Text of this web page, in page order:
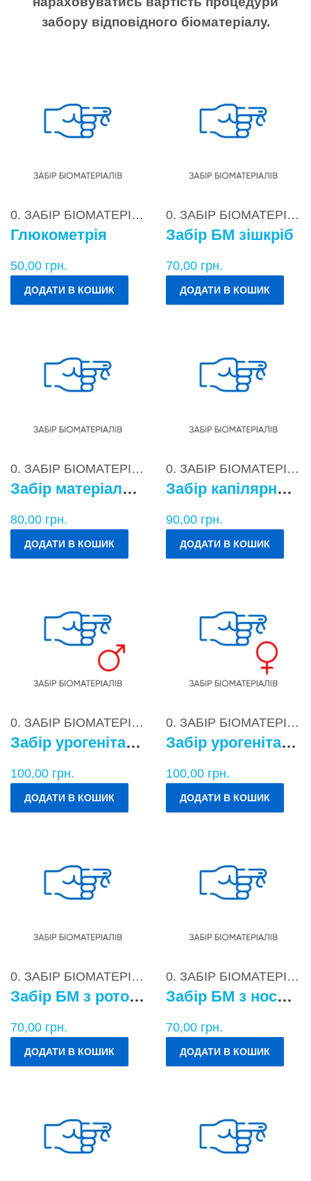
забору відповідного біоматеріалу.
0. ЗАБІР БІОМАТЕРІАЛІВ
Глюкометрія
50,00 грн.
ДОДАТИ В КОШИК
0. ЗАБІР БІОМАТЕРІАЛІВ
Забір БМ зішкріб
70,00 грн.
ДОДАТИ В КОШИК
0. ЗАБІР БІОМАТЕРІАЛІВ
Забір матеріалу для бактеріологічних досліджень
80,00 грн.
ДОДАТИ В КОШИК
0. ЗАБІР БІОМАТЕРІАЛІВ
Забір капілярної крові
90,00 грн.
ДОДАТИ В КОШИК
0. ЗАБІР БІОМАТЕРІАЛІВ
Забір урогенітального БМ у чоловіків
100,00 грн.
ДОДАТИ В КОШИК
0. ЗАБІР БІОМАТЕРІАЛІВ
Забір урогенітального БМ у жінок
100,00 грн.
ДОДАТИ В КОШИК
0. ЗАБІР БІОМАТЕРІАЛІВ
Забір БМ з ротоглотки
70,00 грн.
ДОДАТИ В КОШИК
0. ЗАБІР БІОМАТЕРІАЛІВ
Забір БМ з носоглотки
70,00 грн.
ДОДАТИ В КОШИК